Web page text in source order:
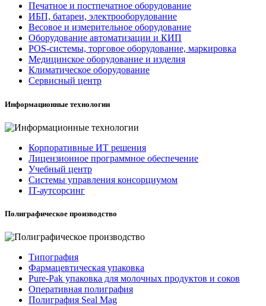
Печатное и постпечатное оборудование
ИБП, батареи, электрооборудование
Весовое и измерительное оборудование
Оборудование автоматизации и КИП
POS-системы, торговое оборудование, маркировка
Медицинское оборудование и изделия
Климатическое оборудование
Сервисный центр
Информационные технологии
Корпоративные ИТ решения
Лицензионное программное обеспечение
Учебный центр
Системы управления консорциумом
IT-аутсорсинг
Полиграфическое производство
Типография
Фармацевтическая упаковка
Pure-Pak упаковка для молочных продуктов и соков
Оперативная полиграфия
Полиграфия Seal Mag